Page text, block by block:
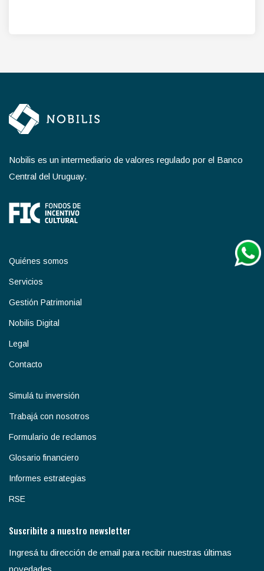
Nobilis es un intermediario de valores regulado por el Banco
Central del Uruguay.
Quiénes somos
Servicios
Gestión Patrimonial
Nobilis Digital
Legal
Contacto
Simulá tu inversión
Trabajá con nosotros
Formulario de reclamos
Glosario financiero
Informes estrategias
RSE
Suscribite a nuestro newsletter
Ingresá tu dirección de email para recibir nuestras últimas